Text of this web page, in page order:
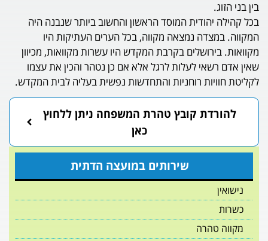
המוסד הראשון והחשוב ביותר שנבנה היה
נמצאה מקווה, בכל הערים העתיקות היו
בקרבת המקדש היו עשרות מקוואות, מכיוון
לעלות לרגל אלא אם כן נטהר והכין את עצמו
רוחניות והתחדשות נפשית בעליה לבית המקדש.
קובץ טהרת המשפחה ניתן ללחוץ
שירותים במועצה הדתית